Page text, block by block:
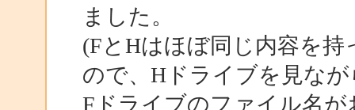
ました。
(FとHはほぼ同じ内容を
ので、Hドライブを見なが
Fドライブのファイル名